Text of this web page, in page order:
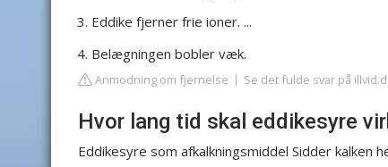
Eddike fjerner frie ioner. ...
Belægningen bobler væk.
Anmodning om fjernelse Se det fulde svar på
Hvor lang tid skal eddikesyre
Eddikesyre som afkalkningsmiddel Sidder